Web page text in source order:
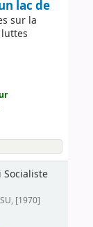
lac de
sur la
[1970]